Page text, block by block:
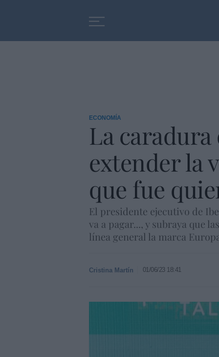
ECONOMÍA
La caradura
extender la
que fue
El presidente ejecutivo de
va a pagar..., y subraya que
línea general la marca
Cristina Martín 01/06/23 18:41